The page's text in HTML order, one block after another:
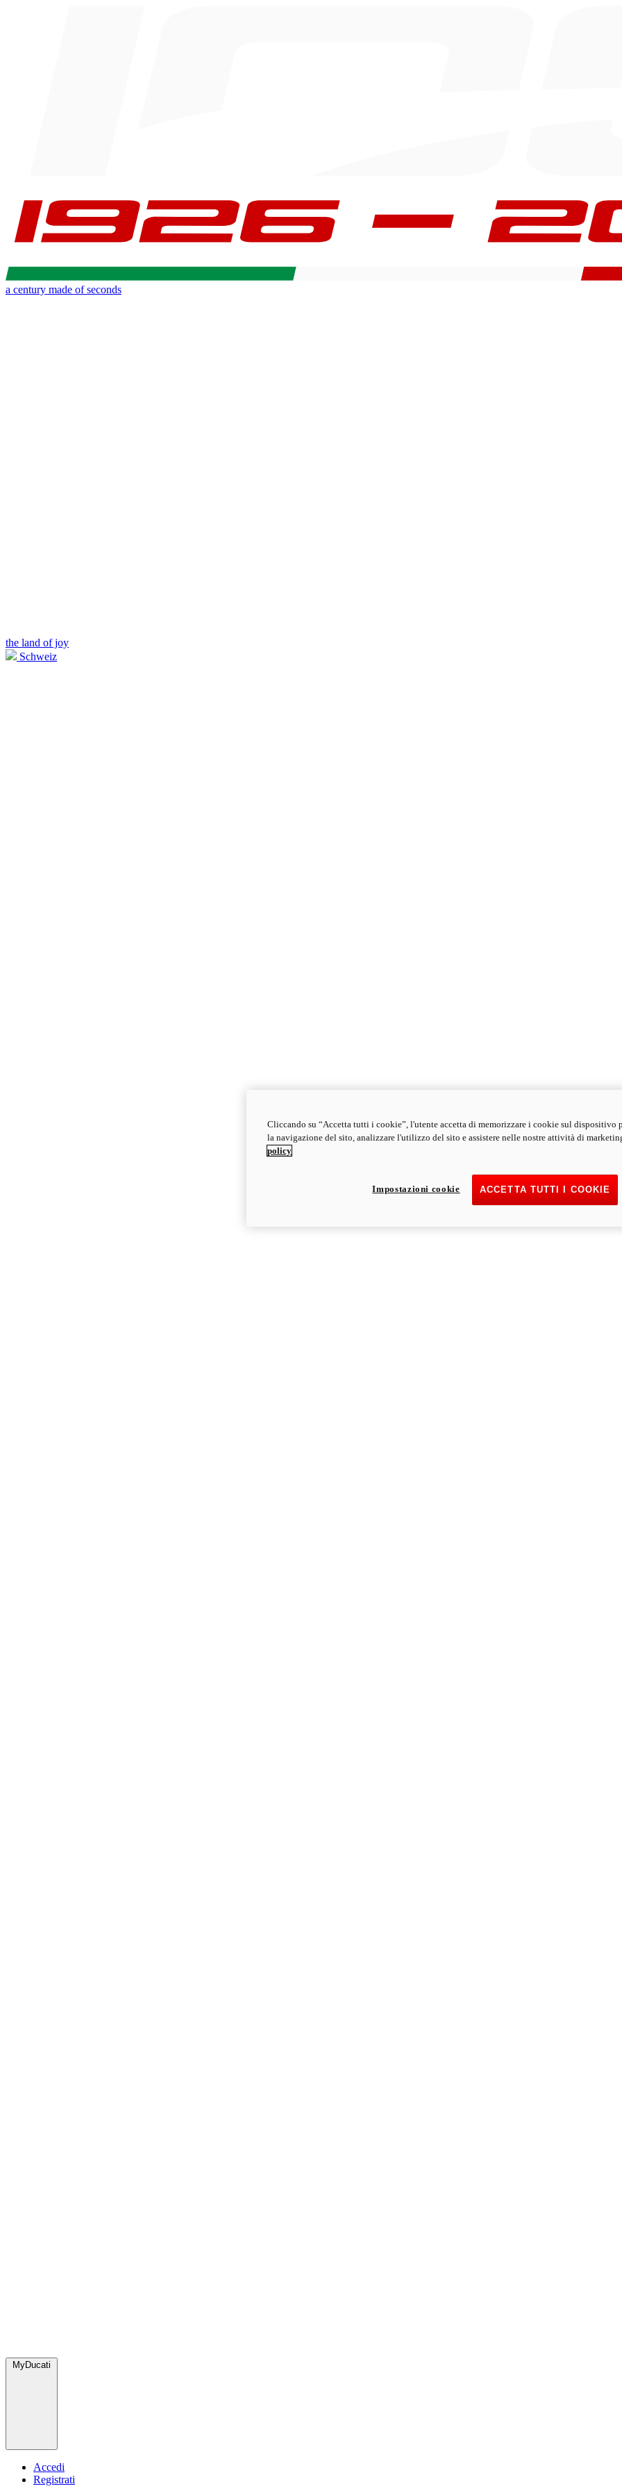
a century made of seconds
the land of joy
Schweiz
MyDucati
Accedi
Registrati
Cliccando su “Accetta tutti i cookie”, l'utente accetta di memorizzare i cookie sul dispositivo
la navigazione del sito, analizzare l'utilizzo del sito e assistere nelle nostre attività di
policy
ACCETTA TUTTI I COOKIE
Impostazioni cookie